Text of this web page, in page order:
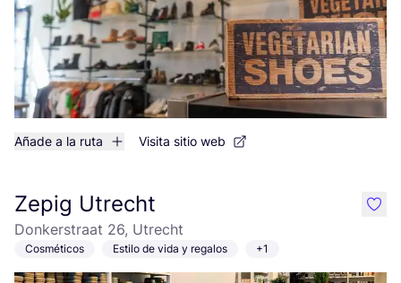
Añade a la ruta Visita sitio web
Zepig Utrecht
Donkerstraat 26, Utrecht
Cosméticos Estilo de vida y regalos +1
like